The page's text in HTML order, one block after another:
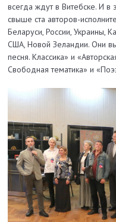
всегда ждут в Витебске. И в
свыше ста авторов-
Беларуси, России, Украины,
США, Новой Зеландии. Они
песня. Классика» и
Свободная тематика» и